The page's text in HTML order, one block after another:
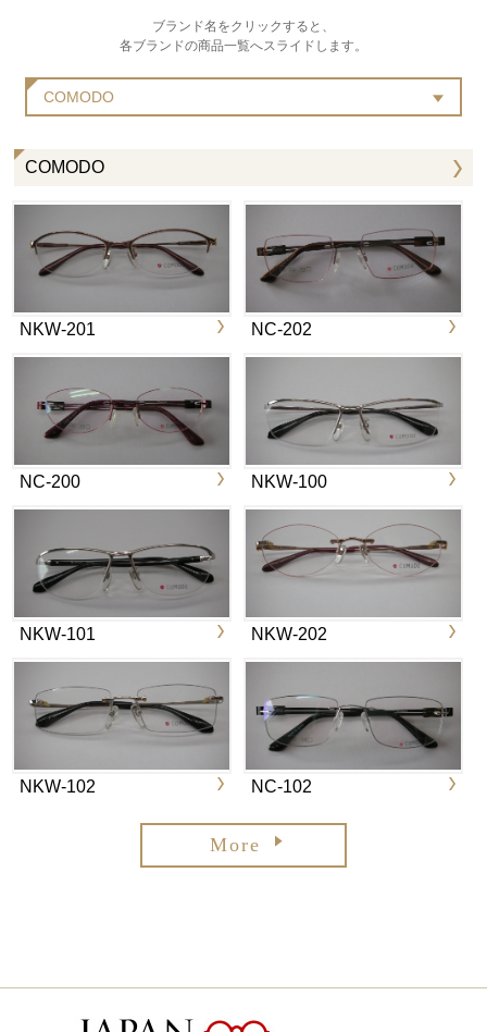
ブランド名をクリックすると、
各ブランドの商品一覧へスライドします。
COMODO
COMODO
NKW-201 NC-202
NC-200 NKW-100
NKW-101 NKW-202
NKW-102 NC-102
More